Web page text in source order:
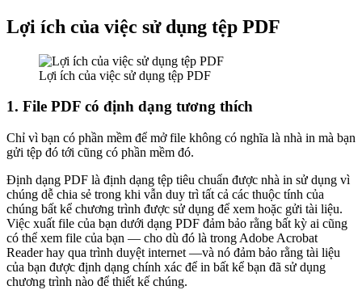
Lợi ích của việc sử dụng tệp PDF
Lợi ích của việc sử dụng tệp PDF
1. File PDF có định dạng tương thích
Chỉ vì bạn có phần mềm để mở file không có nghĩa là nhà in mà bạn
gửi tệp đó tới cũng có phần mềm đó.
Định dạng PDF là định dạng tệp tiêu chuẩn được nhà in sử dụng vì
chúng dễ chia sẻ trong khi vẫn duy trì tất cả các thuộc tính của
chúng bất kể chương trình được sử dụng để xem hoặc gửi tài liệu.
Việc xuất file của bạn dưới dạng PDF đảm bảo rằng bất kỳ ai cũng
có thể xem file của bạn — cho dù đó là trong Adobe Acrobat
Reader hay qua trình duyệt internet —và nó đảm bảo rằng tài liệu
của bạn được định dạng chính xác để in bất kể bạn đã sử dụng
chương trình nào để thiết kế chúng.